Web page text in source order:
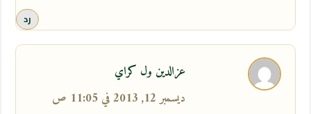
رد
عزالدين ول كراي
ديسمبر 12, 2013 في 11:05 ص